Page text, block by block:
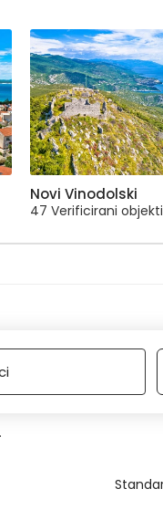
Novi Vinodolski
47 Verificirani objekti